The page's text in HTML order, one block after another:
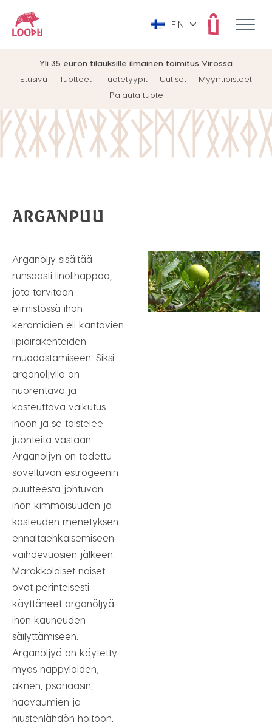
Yli 35 euron tilauksille ilmainen toimitus Virossa
Etusivu
Tuotteet Tuotetyypit Uutiset
Myyntipisteet
Palauta tuote
FIN
ARGANPUU
Arganöljy sisältää
runsaasti linolihappoa,
jota tarvitaan
elimistössä ihon
keramidien eli kantavien
lipidirakenteiden
muodostamiseen. Siksi
arganöljyllä on
nuorentava ja
kosteuttava vaikutus
ihoon ja se taistelee
juonteita vastaan.
Arganöljyn on todettu
soveltuvan estrogeenin
puutteesta johtuvan
ihon kimmoisuuden ja
kosteuden menetyksen
ennaltaehkäisemiseen
vaihdevuosien jälkeen.
Marokkolaiset naiset
ovat perinteisesti
käyttäneet arganöljyä
ihon kauneuden
säilyttämiseen.
Arganöljyä on käytetty
myös näppylöiden,
aknen, psoriaasin,
haavaumien ja
hiustenlähdön hoitoon.